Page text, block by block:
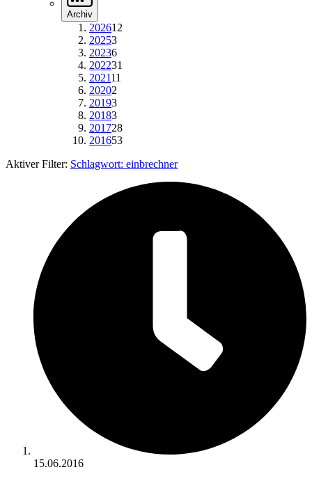
Archiv
202612
20253
20236
202231
202111
20202
20193
20183
201728
201653
Aktiver Filter: Schlagwort: einbrechner
15.06.2016